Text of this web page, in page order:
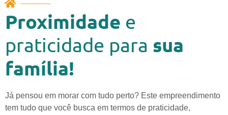
Proximidade e
praticidade para sua
família!
Já pensou em morar com tudo perto? Este empreendimento
tem tudo que você busca em termos de praticidade,